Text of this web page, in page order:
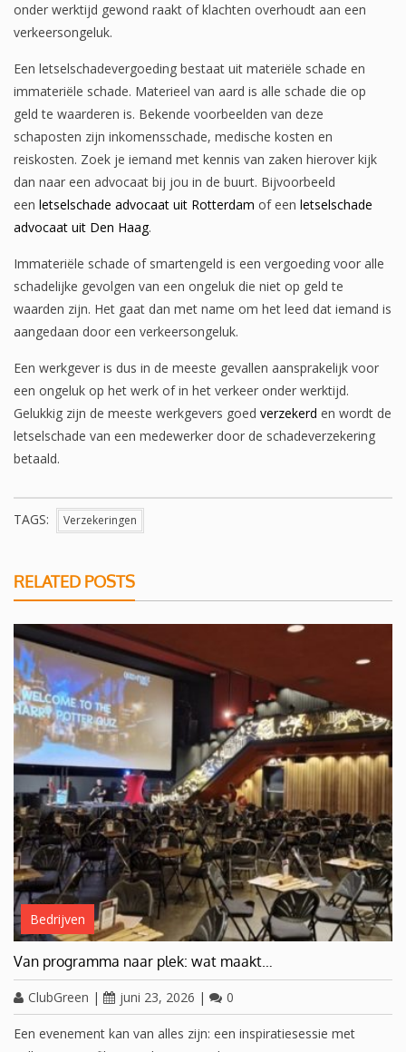
onder werktijd gewond raakt of klachten overhoudt aan een
verkeersongeluk.
Een letselschadevergoeding bestaat uit materiële schade en
immateriële schade. Materieel van aard is alle schade die op
geld te waarderen is. Bekende voorbeelden van deze
schaposten zijn inkomensschade, medische kosten en
reiskosten. Zoek je iemand met kennis van zaken hierover kijk
dan naar een advocaat bij jou in de buurt. Bijvoorbeeld
een letselschade advocaat uit Rotterdam of een letselschade
advocaat uit Den Haag.
Immateriële schade of smartengeld is een vergoeding voor alle
schadelijke gevolgen van een ongeluk die niet op geld te
waarden zijn. Het gaat dan met name om het leed dat iemand is
aangedaan door een verkeersongeluk.
Een werkgever is dus in de meeste gevallen aansprakelijk voor
een ongeluk op het werk of in het verkeer onder werktijd.
Gelukkig zijn de meeste werkgevers goed verzekerd en wordt de
letselschade van een medewerker door de schadeverzekering
betaald.
TAGS: Verzekeringen
RELATED POSTS
Bedrijven
Van programma naar plek: wat maakt…
ClubGreen | juni 23, 2026 | 0
Een evenement kan van alles zijn: een inspiratiesessie met